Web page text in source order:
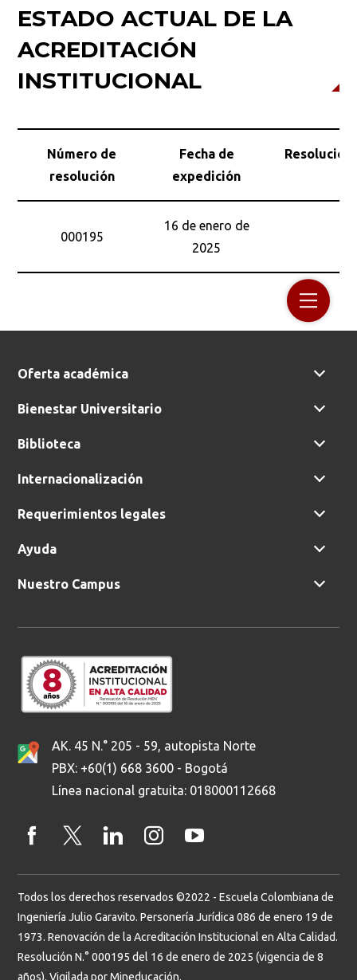
ESTADO ACTUAL DE LA
ACREDITACIÓN
INSTITUCIONAL
Número de
resolución
Fecha de
expedición
000195
16 de enero de
2025
Oferta académica
Bienestar Universitario
Biblioteca
Internacionalización
Requerimientos legales
Ayuda
Nuestro Campus
AK. 45 N.° 205 - 59, autopista Norte
PBX: +60(1) 668 3600 - Bogotá
Línea nacional gratuita: 018000112668
Todos los derechos reservados ©2022 - Escuela Colombiana de
Ingeniería Julio Garavito. Personería Jurídica 086 de enero 19 de
1973. Renovación de la Acreditación Institucional en Alta Calidad.
Resolución N.° 000195 del 16 de enero de 2025 (vigencia de 8
años). Vigilada por Mineducación.